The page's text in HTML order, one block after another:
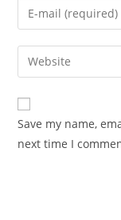
Save my name,
next time I